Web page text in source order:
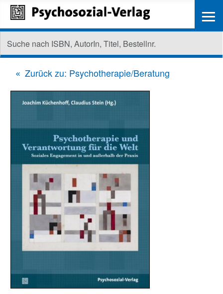
Zurück zu: Psychotherapie/Beratung
≡